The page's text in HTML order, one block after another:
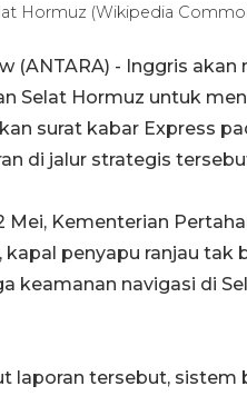
Hormuz (Wikipedia
(ANTARA) - Inggris
Selat Hormuz untuk
surat kabar Express
di jalur strategis
Mei, Kementerian
kapal penyapu ranjau
keamanan navigasi di
laporan tersebut, sistem